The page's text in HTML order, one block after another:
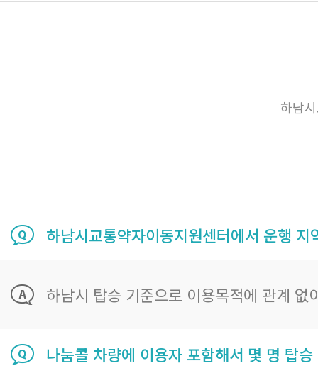
하남
하남시교통약자이동지원센터에서 운행
하남시 탑승 기준으로 이용목적에 관계 없
나눔콜 차량에 이용자 포함해서 몇 명 탑